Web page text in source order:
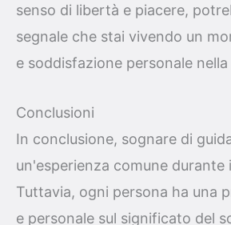
senso di libertà e piacere,
segnale che stai vivendo un
e soddisfazione personale
Conclusioni
In conclusione, sognare di
un'esperienza comune durante
Tuttavia, ogni persona ha una
e personale sul significato del